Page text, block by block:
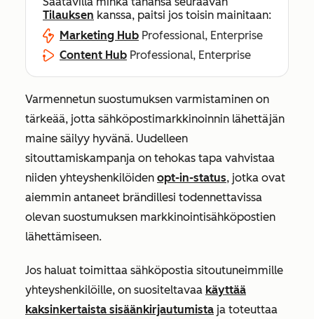
Tilauksen kanssa, paitsi jos toisin mainitaan:
Marketing Hub Professional, Enterprise
Content Hub Professional, Enterprise
Varmennetun suostumuksen varmistaminen on
tärkeää, jotta sähköpostimarkkinoinnin lähettäjän
maine säilyy hyvänä. Uudelleen
sitouttamiskampanja on tehokas tapa vahvistaa
niiden yhteyshenkilöiden opt-in-status, jotka ovat
aiemmin antaneet brändillesi todennettavissa
olevan suostumuksen markkinointisähköpostien
lähettämiseen.
Jos haluat toimittaa sähköpostia sitoutuneimmille
yhteyshenkilöille, on suositeltavaa käyttää
kaksinkertaista sisäänkirjautumista ja toteuttaa